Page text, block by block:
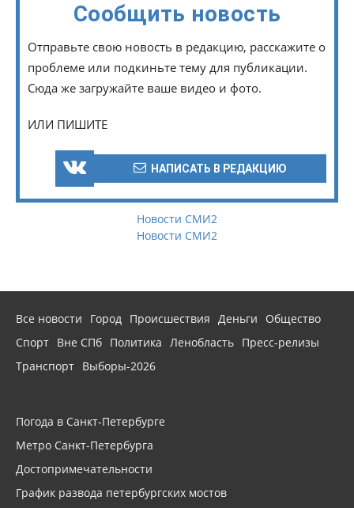
Сообщить новость
Отправьте свою новость в редакцию, расскажите о
проблеме или подкиньте тему для публикации.
Сюда же загружайте ваше видео и фото.
ИЛИ ПИШИТЕ
НАПИСАТЬ В РЕДАКЦИЮ
Новости СМИ2
Новости СМИ2
Все новости Город Происшествия Деньги
Общество
Спорт Вне СПб Политика Ленобласть Пресс-релизы
Транспорт Выборы-2026
Погода в Санкт-Петербурге
Метро Санкт-Петербурга
Достопримечательности
График развода петербургских мостов